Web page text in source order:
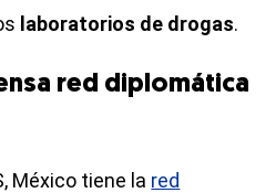
laboratorios de drogas.
red diplomática
México tiene la red